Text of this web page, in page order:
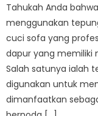
Tahukah Anda
menggunakan
cuci sofa yang
dapur yang memiliki
Salah satunya ialah
digunakan untuk
dimanfaatkan